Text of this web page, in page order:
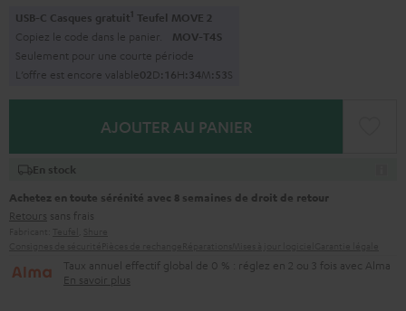
USB-C Casques gratuit1 Teufel MOVE 2
Copiez le code dans le panier. MOV-T4S
Seulement pour une courte période
L’offre est encore valable02D:16H: 34M: 51S
AJOUTER AU PANIER
En stock
Achetez en toute sérénité avec 8 semaines de droit de retour
Retours sans frais
Taux annuel effectif global de 0 % : réglez en 2 ou 3 fois avec Alma
En savoir plus